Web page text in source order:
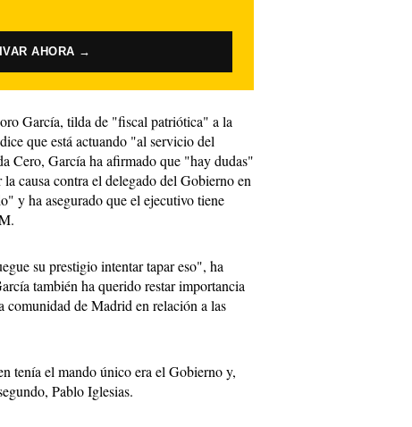
AHORA →
García, tilda de "fiscal patriótica" a la
que está actuando "al servicio del
Cero, García ha afirmado que "hay dudas"
causa contra el delegado del Gobierno en
y ha asegurado que el ejecutivo tiene
su prestigio intentar tapar eso", ha
también ha querido restar importancia
comunidad de Madrid en relación a las
tenía el mando único era el Gobierno y,
Pablo Iglesias.